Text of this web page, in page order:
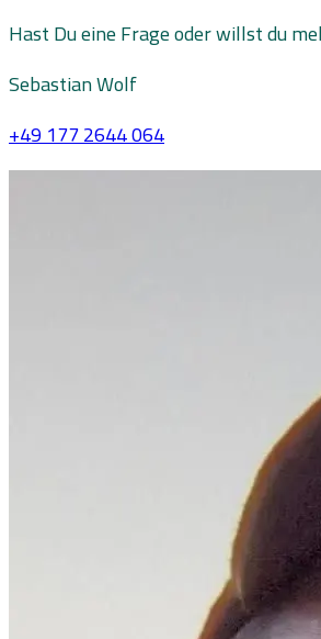
Hast Du eine Frage oder willst du
Sebastian Wolf
+49 177 2644 064